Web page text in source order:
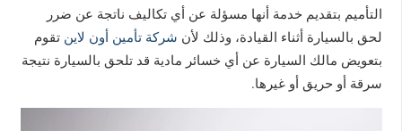
التأميم بتقديم خدمة أنها مسؤلة عن أي تكاليف ناتجة عن ضرر
لحق بالسيارة أثناء القيادة، وذلك لأن شركة تأمين أون لاين تقوم
بتعويض مالك السيارة عن أي خسائر مادية قد تلحق بالسيارة نتيجة
سرقة أو حريق أو غيرها.